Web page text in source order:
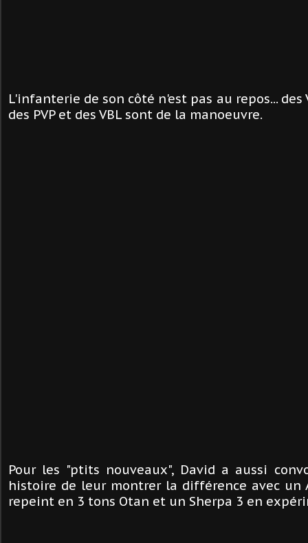
L'infanterie de son côté n'est pas au repos... des
des PVP et des VBL sont de la manoeuvre.
Pour les "ptits nouveaux", David a aussi
histoire de leur montrer la différence avec un
repeint en 3 tons Otan et un Sherpa 3 en